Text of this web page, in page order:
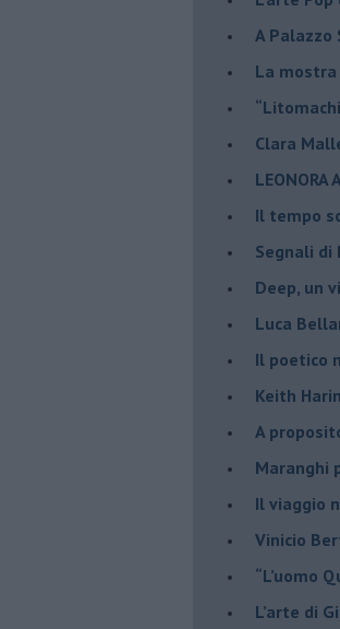
​A
La mostra
​Clara
Il tempo
Segnali di
​Deep, un
​Luca
​Il poetico
​Keith
​A
Maranghi
​Il viaggio
Vinicio
“L’uomo
​L’arte di